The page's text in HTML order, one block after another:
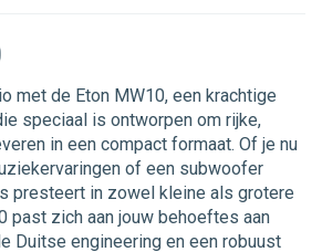
met de Eton MW10, een krachtige
speciaal is ontworpen om rijke,
in een compact formaat. Of je nu
of een subwoofer
presteert in zowel kleine als grotere
past zich aan jouw behoeftes aan
Duitse engineering en een robuust